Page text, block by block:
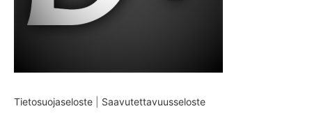
Tietosuojaseloste Saavutettavuusseloste